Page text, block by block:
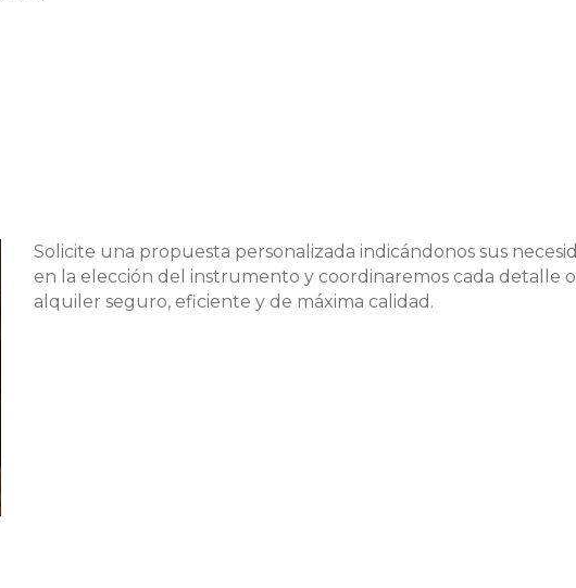
Solicite una propuesta personalizada indicándonos sus
en la elección del instrumento y coordinaremos cada detalle
alquiler seguro, eficiente y de máxima calidad.